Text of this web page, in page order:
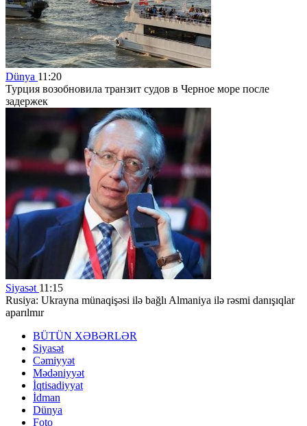
Dünya 11:20
Турция возобновила транзит судов в Черное море после
задержек
Siyasət 11:15
Rusiya: Ukrayna münaqişəsi ilə bağlı Almaniya ilə rəsmi danışıqlar
aparılmır
BÜTÜN XƏBƏRLƏR
Siyasət
Cəmiyyət
Mədəniyyət
İqtisadiyyat
İdman
Dünya
Foto